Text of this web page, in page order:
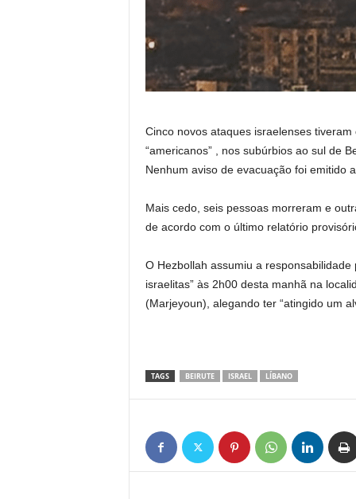
Cinco novos ataques israelenses
“americanos” , nos subúrbios ao sul de
Nenhum aviso de evacuação foi emitido
Mais cedo, seis pessoas morreram e
de acordo com o último relatório
O Hezbollah assumiu a
israelitas” às 2h00 desta manhã na
(Marjeyoun), alegando ter “atingido um
TAGS BEIRUTE ISRAEL LÍBANO